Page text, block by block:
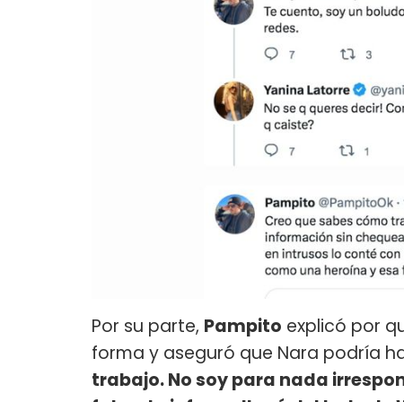
Por su parte, Pampito explicó por
forma y aseguró que Nara podría
trabajo. No soy para nada